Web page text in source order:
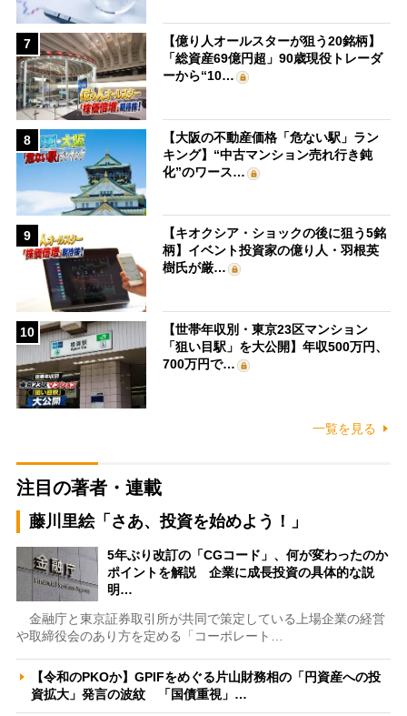
7
【億り人オールスターが狙う20銘柄】
「総資産69億円超」90歳現役トレーダ
ーから“10…
8
【大阪の不動産価格「危ない駅」ラン
キング】“中古マンション売れ行き鈍
化”のワース…
9
【キオクシア・ショックの後に狙う5銘
柄】イベント投資家の億り人・羽根英
樹氏が厳…
10
【世帯年収別・東京23区マンション
「狙い目駅」を大公開】年収500万円、
700万円で…
一覧を見る
注目の著者・連載
藤川里絵「さあ、投資を始めよう！」
5年ぶり改訂の「CGコード」、何が変わったのか
ポイントを解説 企業に成長投資の具体的な説
明…
金融庁と東京証券取引所が共同で策定している上場企業の経営
や取締役会のあり方を定める「コーポレート…
【令和のPKOか】GPIFをめぐる片山財務相の「円資産への投
資拡大」発言の波紋 「国債重視」…